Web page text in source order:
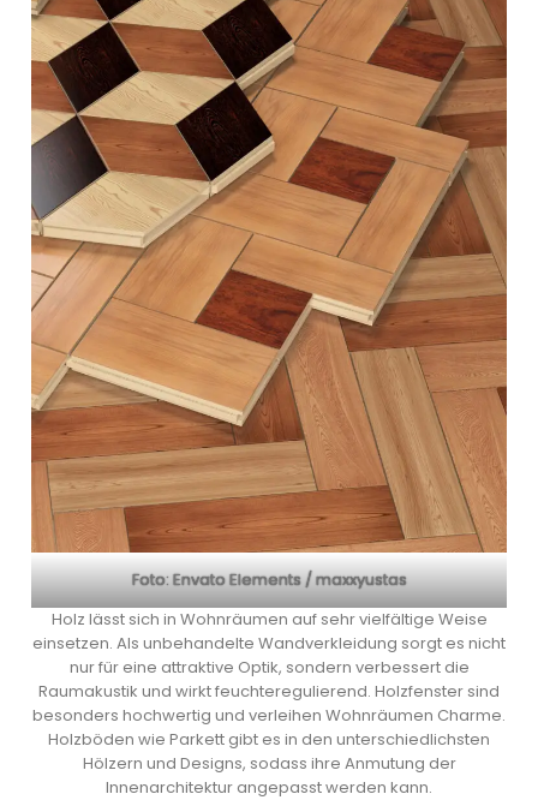
Foto: Envato Elements / maxxyustas
Holz lässt sich in Wohnräumen auf sehr vielfältige Weise
einsetzen. Als unbehandelte Wandverkleidung sorgt es nicht
nur für eine attraktive Optik, sondern verbessert die
Raumakustik und wirkt feuchteregulierend. Holzfenster sind
besonders hochwertig und verleihen Wohnräumen Charme.
Holzböden wie Parkett gibt es in den unterschiedlichsten
Hölzern und Designs, sodass ihre Anmutung der
Innenarchitektur angepasst werden kann.